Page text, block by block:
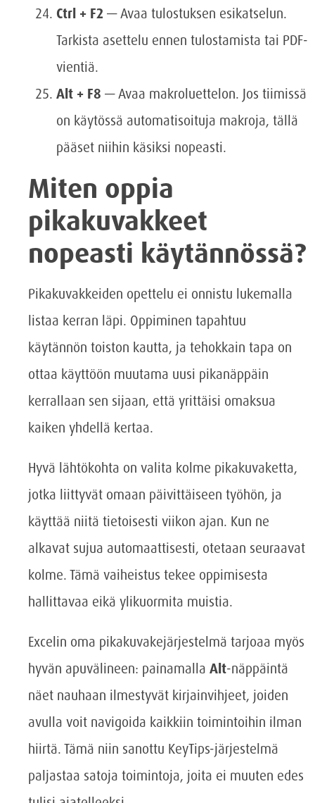
Ctrl + F2 — Avaa tulostuksen esikatselun.
Tarkista asettelu ennen tulostamista tai PDF-
vientiä.
Alt + F8 — Avaa makroluettelon. Jos tiimissä
on käytössä automatisoituja makroja, tällä
pääset niihin käsiksi nopeasti.
Miten oppia
pikakuvakkeet
nopeasti käytännössä?
Pikakuvakkeiden opettelu ei onnistu lukemalla
listaa kerran läpi. Oppiminen tapahtuu
käytännön toiston kautta, ja tehokkain tapa on
ottaa käyttöön muutama uusi pikanäppäin
kerrallaan sen sijaan, että yrittäisi omaksua
kaiken yhdellä kertaa.
Hyvä lähtökohta on valita kolme pikakuvaketta,
jotka liittyvät omaan päivittäiseen työhön, ja
käyttää niitä tietoisesti viikon ajan. Kun ne
alkavat sujua automaattisesti, otetaan seuraavat
kolme. Tämä vaiheistus tekee oppimisesta
hallittavaa eikä ylikuormita muistia.
Excelin oma pikakuvakejärjestelmä tarjoaa myös
hyvän apuvälineen: painamalla Alt-näppäintä
näet nauhaan ilmestyvät kirjainvihjeet, joiden
avulla voit navigoida kaikkiin toimintoihin ilman
hiirtä. Tämä niin sanottu KeyTips-järjestelmä
paljastaa satoja toimintoja, joita ei muuten edes